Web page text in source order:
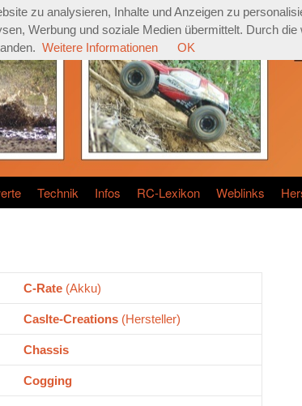
Technik Infos RC-Lexikon Weblinks
C-Rate (Akku)
Caslte-Creations (Hersteller)
Chassis
Cogging
zu analysieren, Inhalte und Anzeigen zu
Werbung und soziale Medien übermittelt. Durch
Weitere Informationen OK